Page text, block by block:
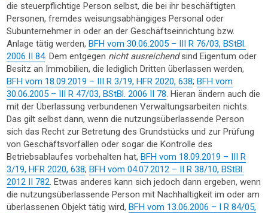
die steuerpflichtige Person selbst, die bei ihr beschäftigten
Personen, fremdes weisungsabhängiges Personal oder
Subunternehmer in oder an der Geschäftseinrichtung bzw.
Anlage tätig werden,BFH vom 30.06.2005 – III R 76/03, BStBl.
2006 II 84. Dem entgegen nicht ausreichendsind Eigentum oder
Besitz an Immobilien, die lediglich Dritten überlassen werden,
BFH vom 18.09.2019 – III R 3/19, HFR 2020, 638;BFH vom
30.06.2005 – III R 47/03, BStBl. 2006 II 78. Hieran ändern auch die
mit der Überlassung verbundenen Verwaltungsarbeiten nichts.
Das gilt selbst dann, wenn die nutzungsüberlassende Person
sich das Recht zur Betretung des Grundstücks und zur Prüfung
von Geschäftsvorfällen oder sogar die Kontrolle des
Betriebsablaufes vorbehalten hat,BFH vom 18.09.2019 – III R
3/19, HFR 2020, 638;BFH vom 04.07.2012 – II R 38/10, BStBl.
2012 II 782. Etwas anderes kann sich jedoch dann ergeben, wenn
die nutzungsüberlassende Person mit Nachhaltigkeit im oder am
überlassenen Objekt tätig wird,BFH vom 13.06.2006 – I R 84/05,